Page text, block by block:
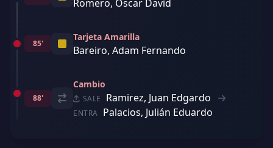
Romero, Oscar David
85'
Tarjeta Amarilla
Bareiro, Adam Fernando
88'
Cambio
SALE Ramirez, Juan Edgardo
ENTRA Palacios, Julián Eduardo